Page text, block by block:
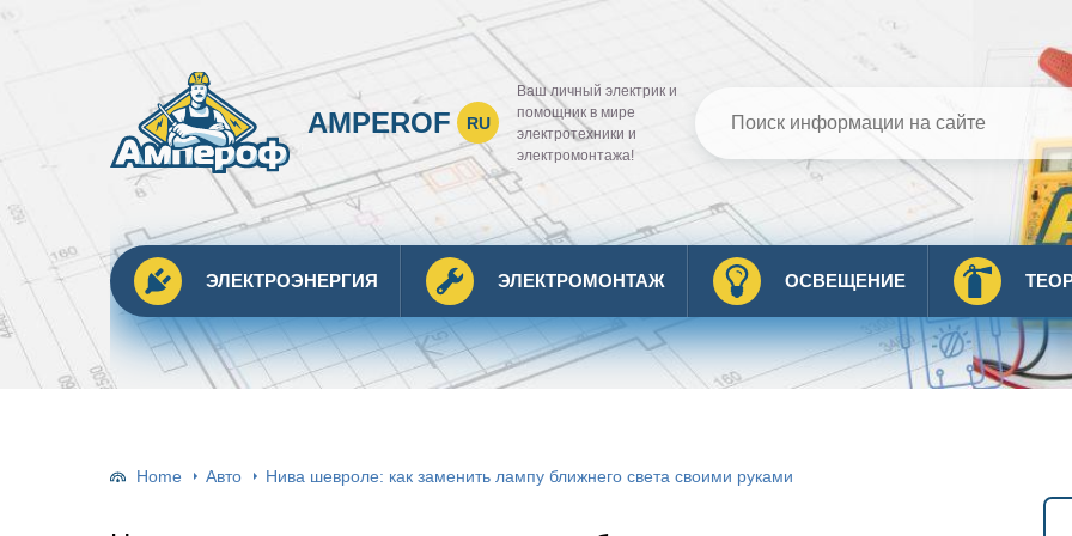
AMPEROF RU
Ваш личный электрик и
помощник в мире
электротехники и
электромонтажа!
ЭЛЕКТРОЭНЕРГИЯ ЭЛЕКТРОМОНТАЖ ОСВЕЩЕНИЕ
Home Авто Нива шевроле: как заменить лампу ближнего света своими руками